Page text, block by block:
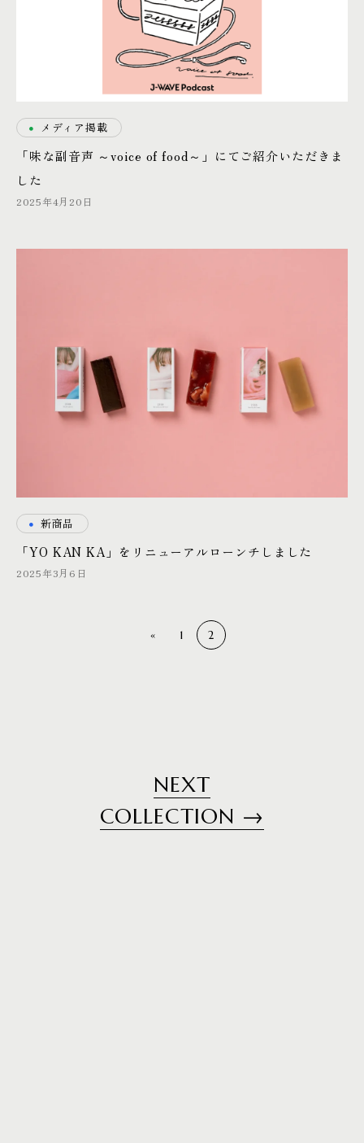
・メディア掲載
「味な副音声 ～voice of food～」にてご紹介いただきま
した
2025年4月20日
・新商品
「YO KAN KA」をリニューアルローンチしました
2025年3月6日
« 1 2
NEXT
COLLECTION →